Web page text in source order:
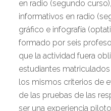
en radio (segundo
informativos en radio
gráfico e infografía
formado por seis
que la actividad fuera
estudiantes
los mismos criterios de
de las pruebas de las
ser una experiencia